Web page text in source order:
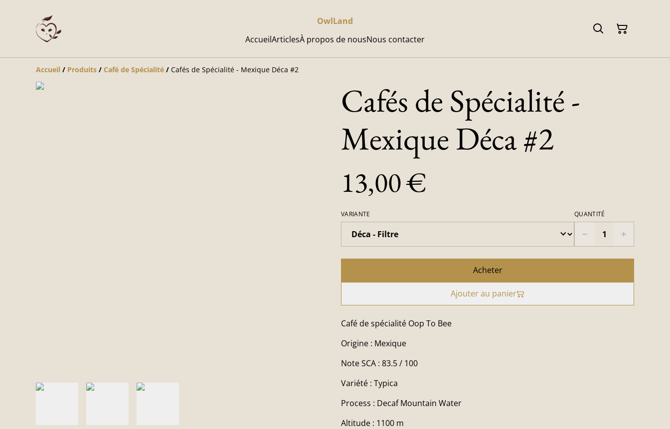
OwlLand
AccueilArticlesÀ propos de nousNous contacter
Accueil / Produits / Café de Spécialité / Cafés de Spécialité - Mexique Déca #2
Cafés de Spécialité -
Mexique Déca #2
13,00 €
VARIANTE QUANTITÉ
Acheter
Ajouter au panier
Café de spécialité Oop To Bee
Origine : Mexique
Note SCA : 83.5 / 100
Variété : Typica
Process : Decaf Mountain Water
Altitude : 1100 m